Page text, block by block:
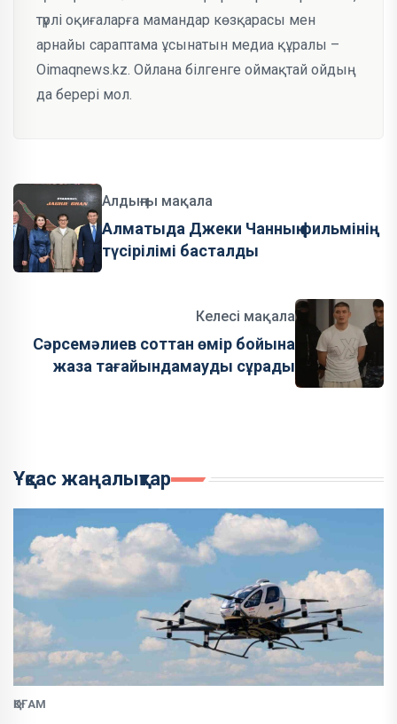
түрлі оқиғаларға мамандар көзқарасы мен
арнайы сараптама ұсынатын медиа құралы –
Oimaqnews.kz. Ойлана білгенге оймақтай ойдың
да берері мол.
Алдыңғы мақала
Алматыда Джеки Чанның фильмінің
түсірілімі басталды
Келесі мақала
Сәрсемәлиев соттан өмір бойына
жаза тағайындамауды сұрады
Ұқсас жаңалықтар
ҚОҒАМ